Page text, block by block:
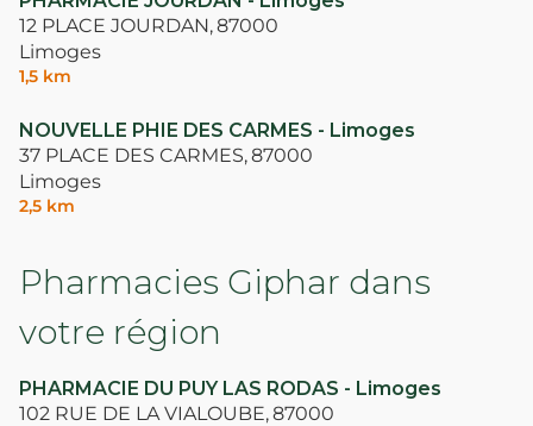
12 PLACE JOURDAN,87000
Limoges
1,5 km
NOUVELLE PHIE DES CARMES - Limoges
37 PLACE DES CARMES,87000
Limoges
2,5 km
Pharmacies Giphar dans
votre région
PHARMACIE DU PUY LAS RODAS - Limoges
102 RUE DE LA VIALOUBE,87000